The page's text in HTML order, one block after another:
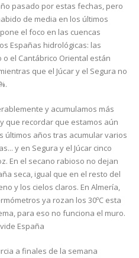
pasado por estas fechas, pero
de media en los últimos
el foco en las cuencas
Españas hidrológicas: las
o el Cantábrico Oriental están
que el Júcar y el Segura no
y acumulamos más
que recordar que estamos aún
últimos años tras acumular varios
y en Segura y el Júcar cinco
En el secano rabioso no dejan
seca, igual que en el resto del
y los cielos claros. En Almería,
ya rozan los 30ºC esta
para eso no funciona el muro.
España
a finales de la semana